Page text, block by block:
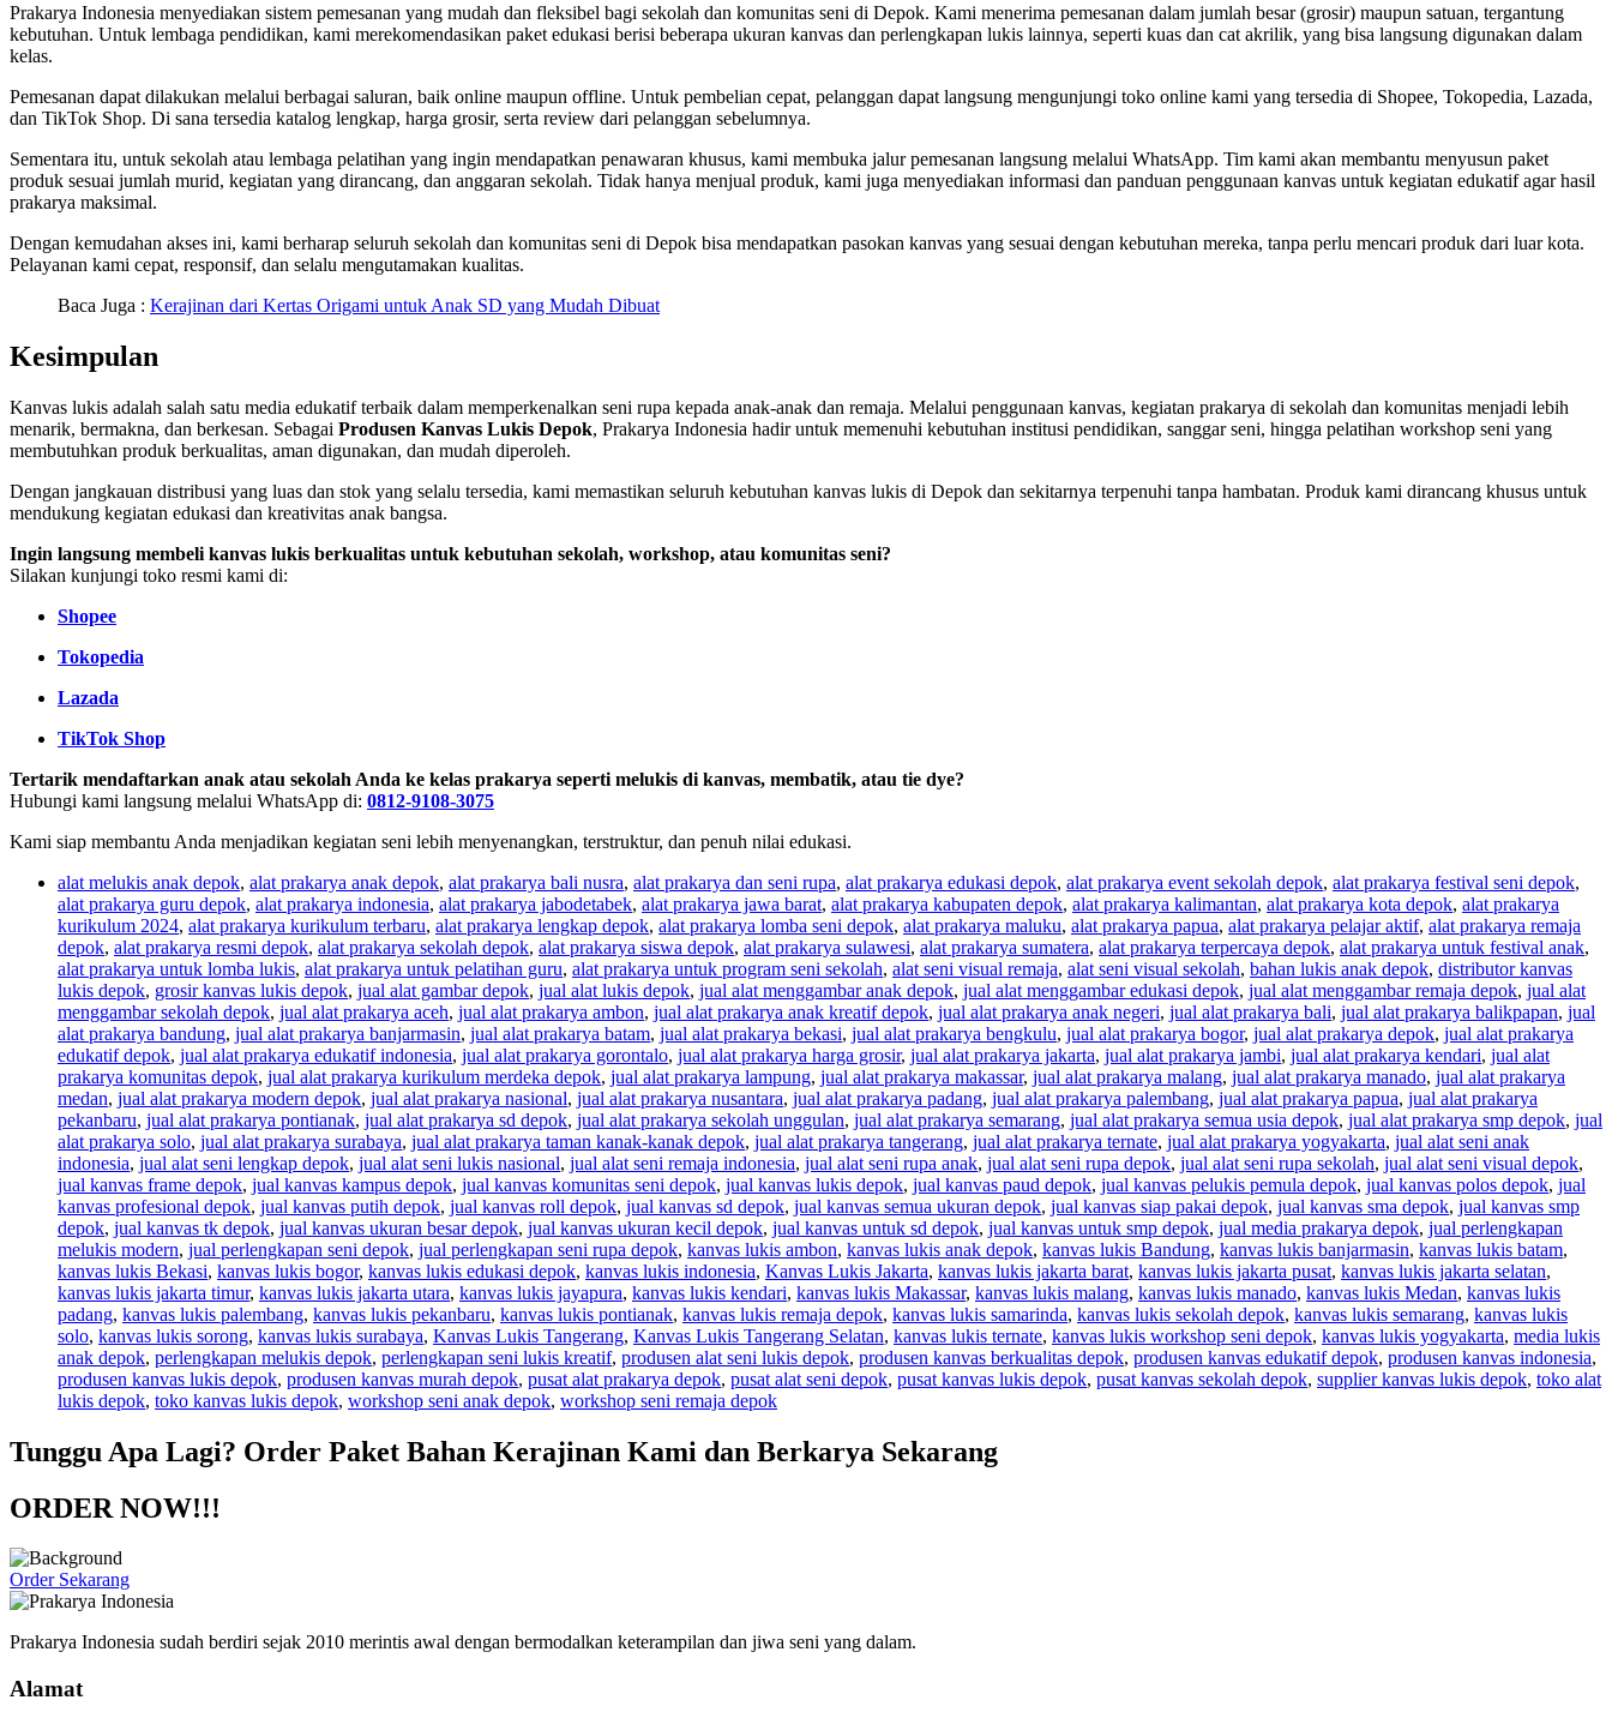
Prakarya Indonesia menyediakan sistem pemesanan yang mudah dan fleksibel bagi sekolah dan komunitas seni di Depok. Kami menerima pemesanan dalam jumlah besar (grosir) maupun satuan, tergantung
kebutuhan. Untuk lembaga pendidikan, kami merekomendasikan paket edukasi berisi beberapa ukuran kanvas dan perlengkapan lukis lainnya, seperti kuas dan cat akrilik, yang bisa langsung digunakan dalam
kelas.
Pemesanan dapat dilakukan melalui berbagai saluran, baik online maupun offline. Untuk pembelian cepat, pelanggan dapat langsung mengunjungi toko online kami yang tersedia di Shopee, Tokopedia, Lazada,
dan TikTok Shop. Di sana tersedia katalog lengkap, harga grosir, serta review dari pelanggan sebelumnya.
Sementara itu, untuk sekolah atau lembaga pelatihan yang ingin mendapatkan penawaran khusus, kami membuka jalur pemesanan langsung melalui WhatsApp. Tim kami akan membantu menyusun paket
produk sesuai jumlah murid, kegiatan yang dirancang, dan anggaran sekolah. Tidak hanya menjual produk, kami juga menyediakan informasi dan panduan penggunaan kanvas untuk kegiatan edukatif agar hasil
prakarya maksimal.
Dengan kemudahan akses ini, kami berharap seluruh sekolah dan komunitas seni di Depok bisa mendapatkan pasokan kanvas yang sesuai dengan kebutuhan mereka, tanpa perlu mencari produk dari luar kota.
Pelayanan kami cepat, responsif, dan selalu mengutamakan kualitas.
Baca Juga : Kerajinan dari Kertas Origami untuk Anak SD yang Mudah Dibuat
Kesimpulan
Kanvas lukis adalah salah satu media edukatif terbaik dalam memperkenalkan seni rupa kepada anak-anak dan remaja. Melalui penggunaan kanvas, kegiatan prakarya di sekolah dan komunitas menjadi lebih
menarik, bermakna, dan berkesan. Sebagai Produsen Kanvas Lukis Depok, Prakarya Indonesia hadir untuk memenuhi kebutuhan institusi pendidikan, sanggar seni, hingga pelatihan workshop seni yang
membutuhkan produk berkualitas, aman digunakan, dan mudah diperoleh.
Dengan jangkauan distribusi yang luas dan stok yang selalu tersedia, kami memastikan seluruh kebutuhan kanvas lukis di Depok dan sekitarnya terpenuhi tanpa hambatan. Produk kami dirancang khusus untuk
mendukung kegiatan edukasi dan kreativitas anak bangsa.
Ingin langsung membeli kanvas lukis berkualitas untuk kebutuhan sekolah, workshop, atau komunitas seni?
Silakan kunjungi toko resmi kami di:
Shopee
Tokopedia
Lazada
TikTok Shop
Tertarik mendaftarkan anak atau sekolah Anda ke kelas prakarya seperti melukis di kanvas, membatik, atau tie dye?
Hubungi kami langsung melalui WhatsApp di: 0812-9108-3075
Kami siap membantu Anda menjadikan kegiatan seni lebih menyenangkan, terstruktur, dan penuh nilai edukasi.
alat melukis anak depok, alat prakarya anak depok, alat prakarya bali nusra, alat prakarya dan seni rupa, alat prakarya edukasi depok, alat prakarya event sekolah depok, alat prakarya festival seni depok,
alat prakarya guru depok, alat prakarya indonesia, alat prakarya jabodetabek, alat prakarya jawa barat, alat prakarya kabupaten depok, alat prakarya kalimantan, alat prakarya kota depok, alat prakarya
kurikulum 2024, alat prakarya kurikulum terbaru, alat prakarya lengkap depok, alat prakarya lomba seni depok, alat prakarya maluku, alat prakarya papua, alat prakarya pelajar aktif, alat prakarya remaja
depok, alat prakarya resmi depok, alat prakarya sekolah depok, alat prakarya siswa depok, alat prakarya sulawesi, alat prakarya sumatera, alat prakarya terpercaya depok, alat prakarya untuk festival anak,
alat prakarya untuk lomba lukis, alat prakarya untuk pelatihan guru, alat prakarya untuk program seni sekolah, alat seni visual remaja, alat seni visual sekolah, bahan lukis anak depok, distributor kanvas
lukis depok, grosir kanvas lukis depok, jual alat gambar depok, jual alat lukis depok, jual alat menggambar anak depok, jual alat menggambar edukasi depok, jual alat menggambar remaja depok, jual alat
menggambar sekolah depok, jual alat prakarya aceh, jual alat prakarya ambon, jual alat prakarya anak kreatif depok, jual alat prakarya anak negeri, jual alat prakarya bali, jual alat prakarya balikpapan, jual
alat prakarya bandung, jual alat prakarya banjarmasin, jual alat prakarya batam, jual alat prakarya bekasi, jual alat prakarya bengkulu, jual alat prakarya bogor, jual alat prakarya depok, jual alat prakarya
edukatif depok, jual alat prakarya edukatif indonesia, jual alat prakarya gorontalo, jual alat prakarya harga grosir, jual alat prakarya jakarta, jual alat prakarya jambi, jual alat prakarya kendari, jual alat
prakarya komunitas depok, jual alat prakarya kurikulum merdeka depok, jual alat prakarya lampung, jual alat prakarya makassar, jual alat prakarya malang, jual alat prakarya manado, jual alat prakarya
medan, jual alat prakarya modern depok, jual alat prakarya nasional, jual alat prakarya nusantara, jual alat prakarya padang, jual alat prakarya palembang, jual alat prakarya papua, jual alat prakarya
pekanbaru, jual alat prakarya pontianak, jual alat prakarya sd depok, jual alat prakarya sekolah unggulan, jual alat prakarya semarang, jual alat prakarya semua usia depok, jual alat prakarya smp depok, jual
alat prakarya solo, jual alat prakarya surabaya, jual alat prakarya taman kanak-kanak depok, jual alat prakarya tangerang, jual alat prakarya ternate, jual alat prakarya yogyakarta, jual alat seni anak
indonesia, jual alat seni lengkap depok, jual alat seni lukis nasional, jual alat seni remaja indonesia, jual alat seni rupa anak, jual alat seni rupa depok, jual alat seni rupa sekolah, jual alat seni visual depok,
jual kanvas frame depok, jual kanvas kampus depok, jual kanvas komunitas seni depok, jual kanvas lukis depok, jual kanvas paud depok, jual kanvas pelukis pemula depok, jual kanvas polos depok, jual
kanvas profesional depok, jual kanvas putih depok, jual kanvas roll depok, jual kanvas sd depok, jual kanvas semua ukuran depok, jual kanvas siap pakai depok, jual kanvas sma depok, jual kanvas smp
depok, jual kanvas tk depok, jual kanvas ukuran besar depok, jual kanvas ukuran kecil depok, jual kanvas untuk sd depok, jual kanvas untuk smp depok, jual media prakarya depok, jual perlengkapan
melukis modern, jual perlengkapan seni depok, jual perlengkapan seni rupa depok, kanvas lukis ambon, kanvas lukis anak depok, kanvas lukis Bandung, kanvas lukis banjarmasin, kanvas lukis batam,
kanvas lukis Bekasi, kanvas lukis bogor, kanvas lukis edukasi depok, kanvas lukis indonesia, Kanvas Lukis Jakarta, kanvas lukis jakarta barat, kanvas lukis jakarta pusat, kanvas lukis jakarta selatan,
kanvas lukis jakarta timur, kanvas lukis jakarta utara, kanvas lukis jayapura, kanvas lukis kendari, kanvas lukis Makassar, kanvas lukis malang, kanvas lukis manado, kanvas lukis Medan, kanvas lukis
padang, kanvas lukis palembang, kanvas lukis pekanbaru, kanvas lukis pontianak, kanvas lukis remaja depok, kanvas lukis samarinda, kanvas lukis sekolah depok, kanvas lukis semarang, kanvas lukis
solo, kanvas lukis sorong, kanvas lukis surabaya, Kanvas Lukis Tangerang, Kanvas Lukis Tangerang Selatan, kanvas lukis ternate, kanvas lukis workshop seni depok, kanvas lukis yogyakarta, media lukis
anak depok, perlengkapan melukis depok, perlengkapan seni lukis kreatif, produsen alat seni lukis depok, produsen kanvas berkualitas depok, produsen kanvas edukatif depok, produsen kanvas indonesia,
produsen kanvas lukis depok, produsen kanvas murah depok, pusat alat prakarya depok, pusat alat seni depok, pusat kanvas lukis depok, pusat kanvas sekolah depok, supplier kanvas lukis depok, toko alat
lukis depok, toko kanvas lukis depok, workshop seni anak depok, workshop seni remaja depok
Tunggu Apa Lagi? Order Paket Bahan Kerajinan Kami dan Berkarya Sekarang
ORDER NOW!!!
Order Sekarang
Prakarya Indonesia sudah berdiri sejak 2010 merintis awal dengan bermodalkan keterampilan dan jiwa seni yang dalam.
Alamat